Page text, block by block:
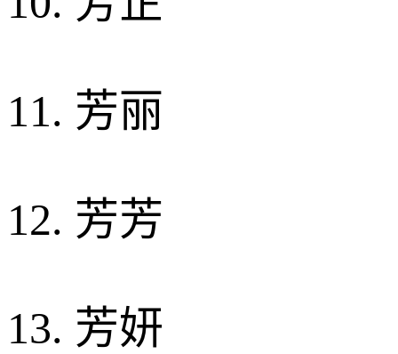
11. 芳丽
12. 芳芳
13. 芳妍